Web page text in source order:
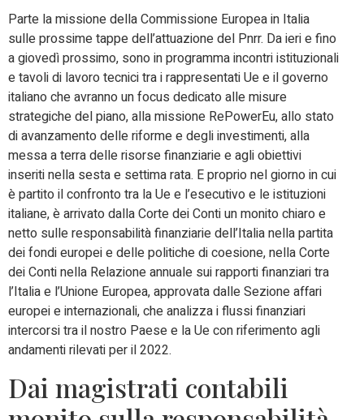
Parte la missione della Commissione Europea in Italia
sulle prossime tappe dell’attuazione del Pnrr. Da ieri e fino
a giovedì prossimo, sono in programma incontri istituzionali
e tavoli di lavoro tecnici tra i rappresentati Ue e il governo
italiano che avranno un focus dedicato alle misure
strategiche del piano, alla missione RePowerEu, allo stato
di avanzamento delle riforme e degli investimenti, alla
messa a terra delle risorse finanziarie e agli obiettivi
inseriti nella sesta e settima rata. E proprio nel giorno in cui
è partito il confronto tra la Ue e l’esecutivo e le istituzioni
italiane, è arrivato dalla Corte dei Conti un monito chiaro e
netto sulle responsabilità finanziarie dell’Italia nella partita
dei fondi europei e delle politiche di coesione, nella Corte
dei Conti nella Relazione annuale sui rapporti finanziari tra
l’Italia e l’Unione Europea, approvata dalle Sezione affari
europei e internazionali, che analizza i flussi finanziari
intercorsi tra il nostro Paese e la Ue con riferimento agli
andamenti rilevati per il 2022.
Dai magistrati contabili